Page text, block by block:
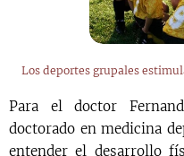
Los deportes grupales
Para el doctor
doctorado en medicina
entender el desarrollo